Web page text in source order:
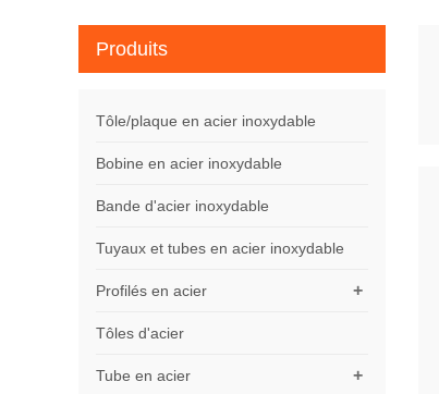
Produits
Tôle/plaque en acier inoxydable
Bobine en acier inoxydable
Bande d'acier inoxydable
Tuyaux et tubes en acier inoxydable
+
Profilés en acier
Tôles d'acier
+
Tube en acier